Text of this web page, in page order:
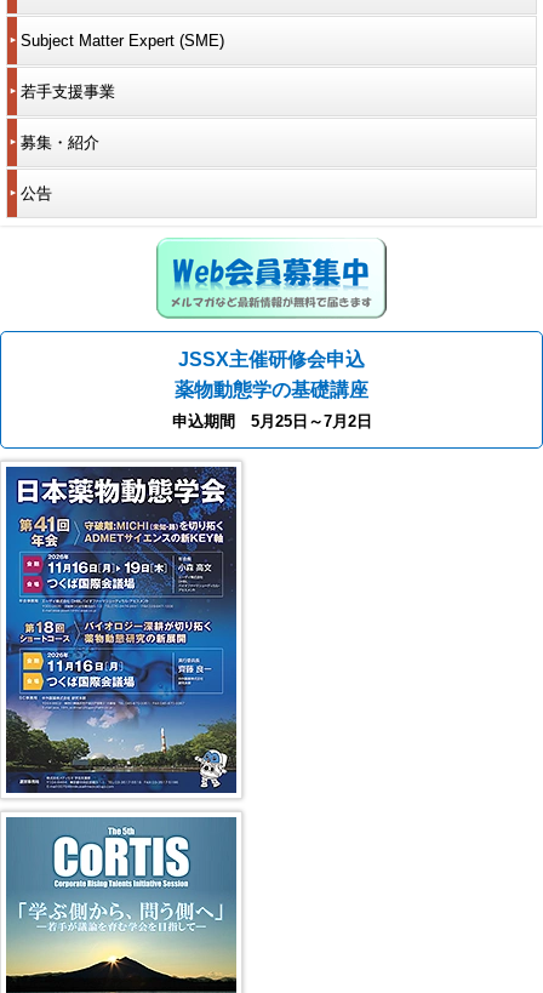
Subject Matter Expert (SME)
若手支援事業
募集・紹介
公告
JSSX主催研修会申込
薬物動態学の基礎講座
申込期間 5月25日～7月2日
第41回年会（2026年）
第5回 CoRTIS